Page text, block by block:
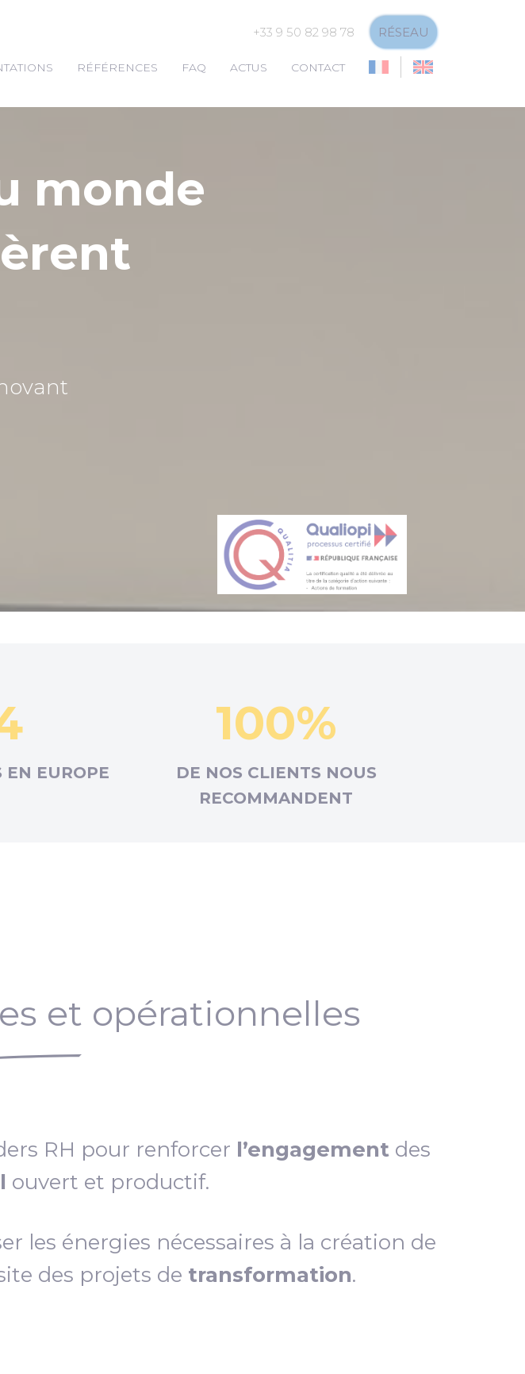
+33 9 50 82 98 78 RÉSEAU
RÉFÉRENCES FAQ ACTUS CONTACT
monde
EN EUROPE
100%
DE NOS CLIENTS NOUS
RECOMMANDENT
et opérationnelles
RH pour renforcer l’engagement des
ouvert et productif.
les énergies nécessaires à la création de
des projets de transformation.